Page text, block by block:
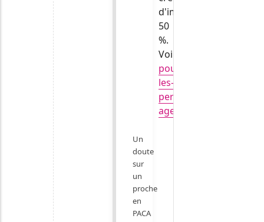
d'impôt
50
%.
Voir
pour-
les-
personnes-
agees.gouv.fr
Un
doute
sur
un
proche
en
PACA